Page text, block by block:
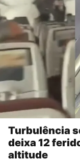
Turbulência
deixa 12
altitude